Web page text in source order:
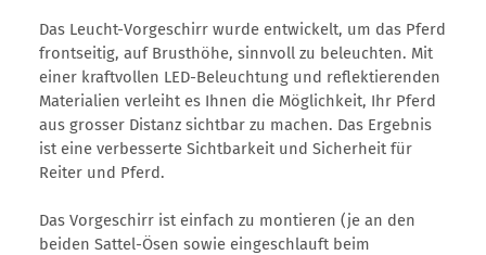
Das Leucht-Vorgeschirr wurde entwickelt, um das Pferd
frontseitig, auf Brusthöhe, sinnvoll zu beleuchten. Mit
einer kraftvollen LED-Beleuchtung und reflektierenden
Materialien verleiht es Ihnen die Möglichkeit, Ihr Pferd
aus grosser Distanz sichtbar zu machen. Das Ergebnis
ist eine verbesserte Sichtbarkeit und Sicherheit für
Reiter und Pferd.
Das Vorgeschirr ist einfach zu montieren (je an den
beiden Sattel-Ösen sowie eingeschlauft beim